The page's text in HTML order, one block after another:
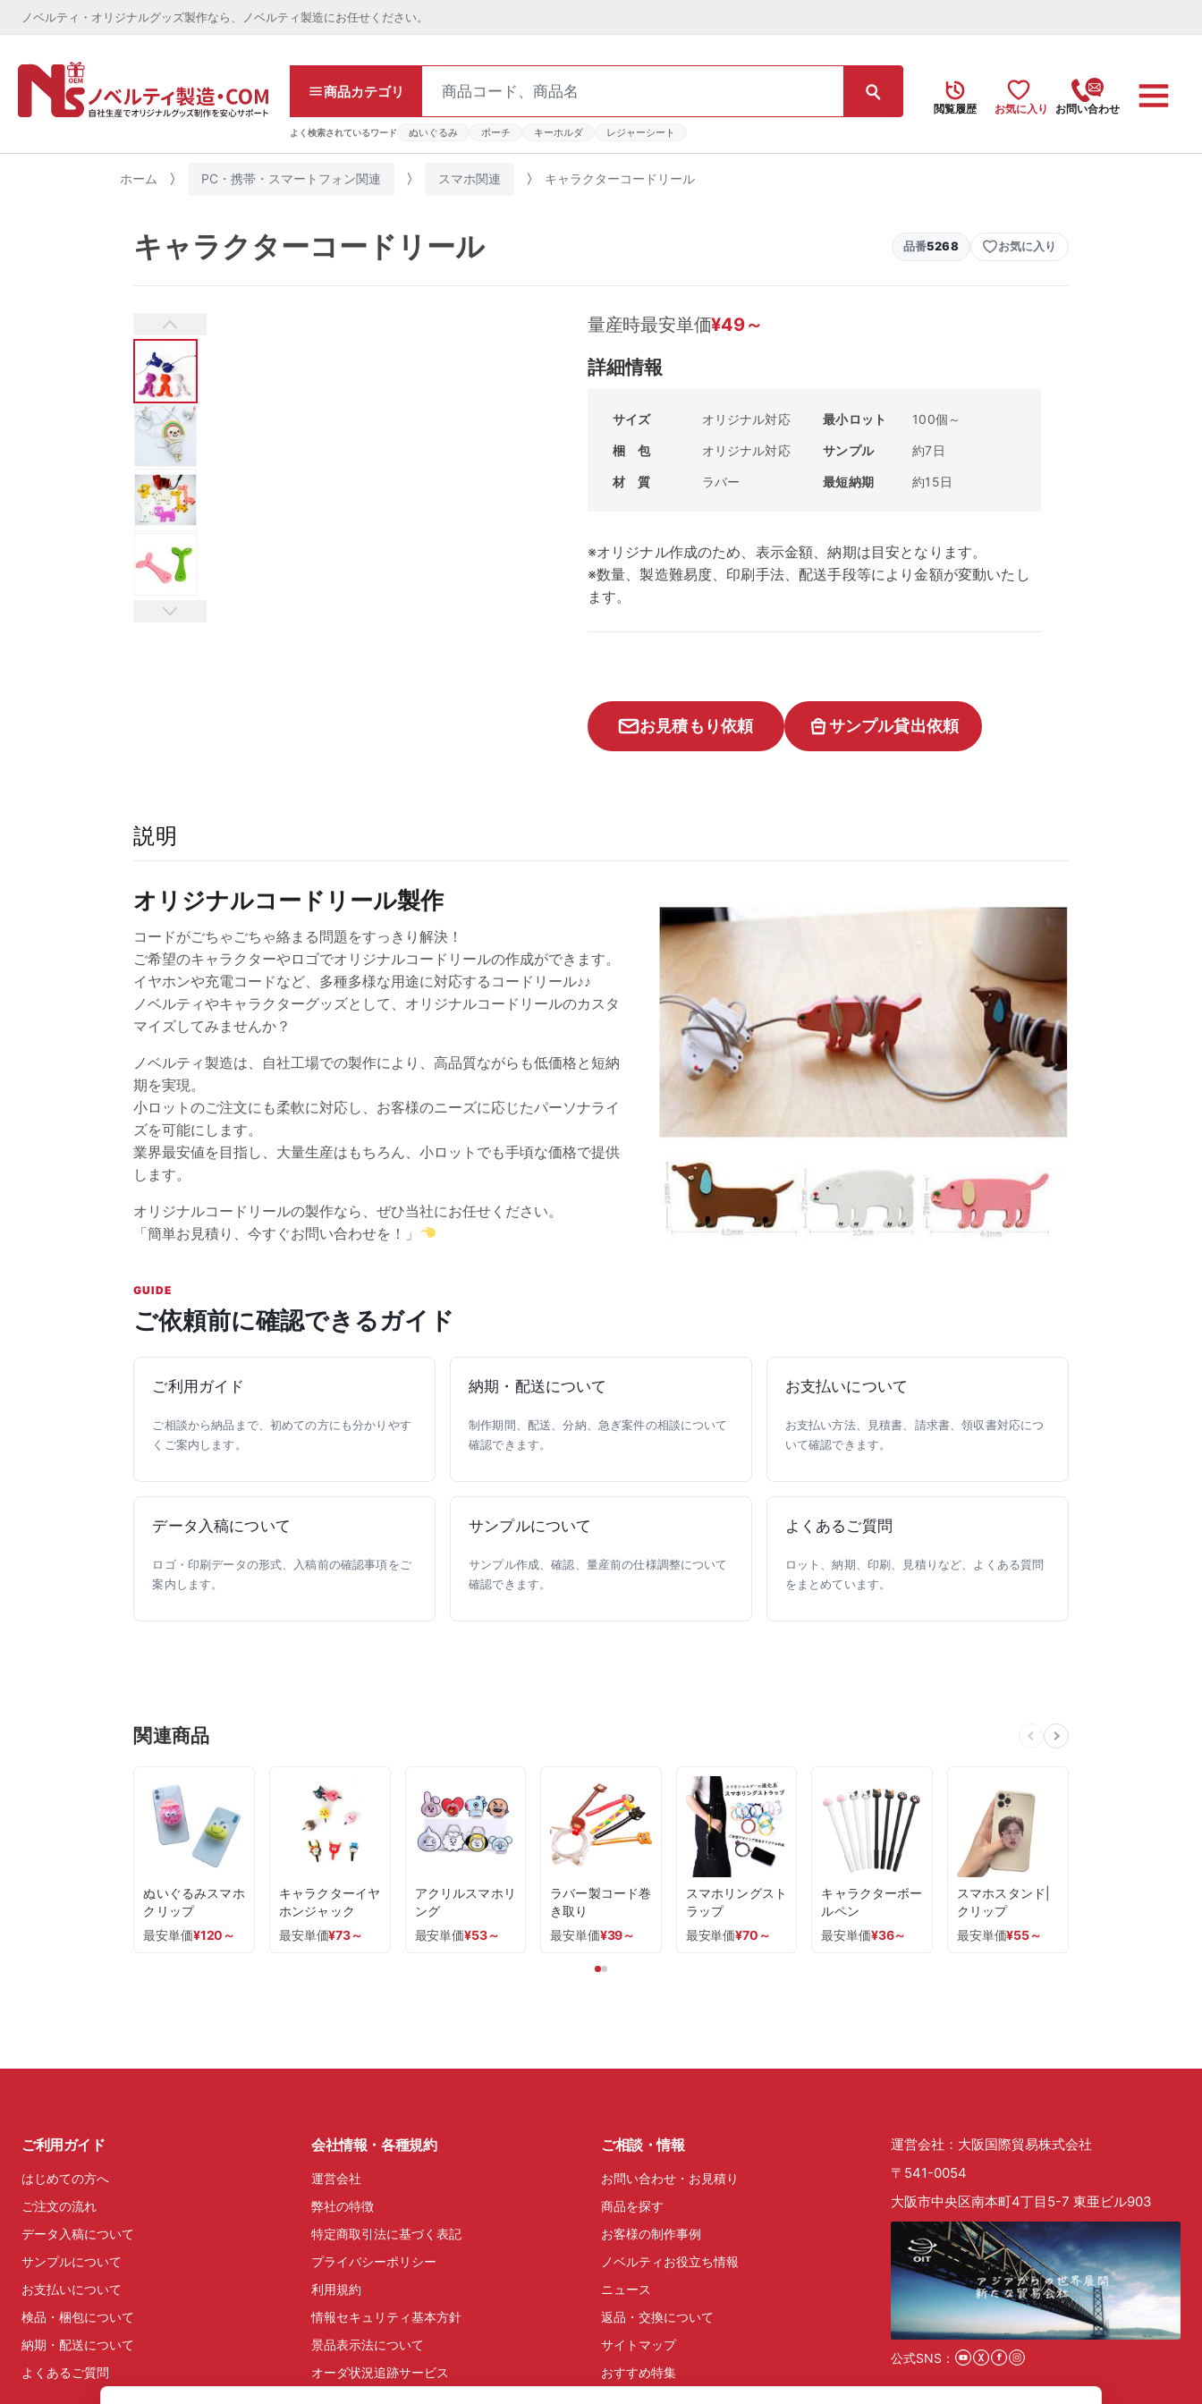
ノベルティ・オリジナルグッズ製作なら、ノベルティ製造にお任せください。
商品カテゴリ
よく検索されているワード ぬいぐるみ ポーチ キーホルダ レジャーシート
閲覧履歴 お気に入り お問い合わせ
ホーム PC・携帯・スマートフォン関連 スマホ関連 キャラクターコードリール
キャラクターコードリール 品番5268 お気に入り
量産時最安単価¥49～
詳細情報
サイズ オリジナル対応 最小ロット 100個～
梱 包 オリジナル対応 サンプル 約7日
材 質 ラバー 最短納期 約15日
※オリジナル作成のため、表示金額、納期は目安となります。
※数量、製造難易度、印刷手法、配送手段等により金額が変動いたし
ます。
お見積もり依頼 サンプル貸出依頼
説明
オリジナルコードリール製作
コードがごちゃごちゃ絡まる問題をすっきり解決！
ご希望のキャラクターやロゴでオリジナルコードリールの作成ができます。
イヤホンや充電コードなど、多種多様な用途に対応するコードリール♪♪
ノベルティやキャラクターグッズとして、オリジナルコードリールのカスタ
マイズしてみませんか？
ノベルティ製造は、自社工場での製作により、高品質ながらも低価格と短納
期を実現。
小ロットのご注文にも柔軟に対応し、お客様のニーズに応じたパーソナライ
ズを可能にします。
業界最安値を目指し、大量生産はもちろん、小ロットでも手頃な価格で提供
します。
オリジナルコードリールの製作なら、ぜひ当社にお任せください。
「簡単お見積り、今すぐお問い合わせを！」
GUIDE
ご依頼前に確認できるガイド
ご利用ガイド
ご相談から納品まで、初めての方にも分かりやす
くご案内します。
納期・配送について
制作期間、配送、分納、急ぎ案件の相談について
確認できます。
お支払いについて
お支払い方法、見積書、請求書、領収書対応につ
いて確認できます。
データ入稿について
ロゴ・印刷データの形式、入稿前の確認事項をご
案内します。
サンプルについて
サンプル作成、確認、量産前の仕様調整について
確認できます。
よくあるご質問
ロット、納期、印刷、見積りなど、よくある質問
をまとめています。
関連商品
ぬいぐるみスマホ
クリップ
最安単価¥120 ～
キャラクターイヤ
ホンジャック
最安単価¥73～
アクリルスマホリ
ング
最安単価¥53～
ラバー製コード巻
き取り
最安単価¥39～
スマホリングスト
ラップ
最安単価¥70 ～
キャラクターボー
ルペン
最安単価¥36～
スマホスタンド|
クリップ
最安単価¥55～
ご利用ガイド
はじめての方へ
ご注文の流れ
データ入稿について
サンプルについて
お支払いについて
検品・梱包について
納期・配送について
よくあるご質問
会社情報・各種規約
運営会社
弊社の特徴
特定商取引法に基づく表記
プライバシーポリシー
利用規約
情報セキュリティ基本方針
景品表示法について
オーダ状況追跡サービス
ご相談・情報
お問い合わせ・お見積り
商品を探す
お客様の制作事例
ノベルティお役立ち情報
ニュース
返品・交換について
サイトマップ
おすすめ特集
運営会社：大阪国際貿易株式会社
〒541-0054
大阪市中央区南本町4丁目5-7 東亜ビル903
公式SNS：